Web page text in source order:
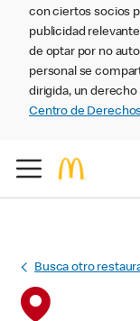
con ciertos socios
publicidad
de optar por no
personal se
dirigida, un
Centro de
Busca otro